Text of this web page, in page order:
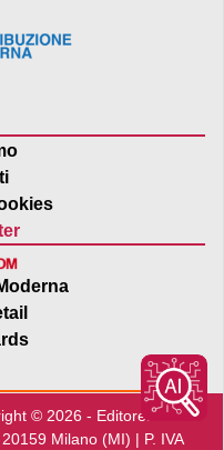
© 2026 - Editore:Edra
Milano (MI) | P. IVA